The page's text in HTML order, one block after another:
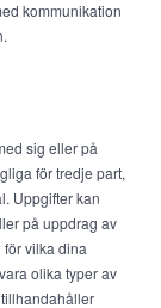
kommunikation
sig eller på
för tredje part,
Uppgifter kan
på uppdrag av
vilka dina
olika typer av